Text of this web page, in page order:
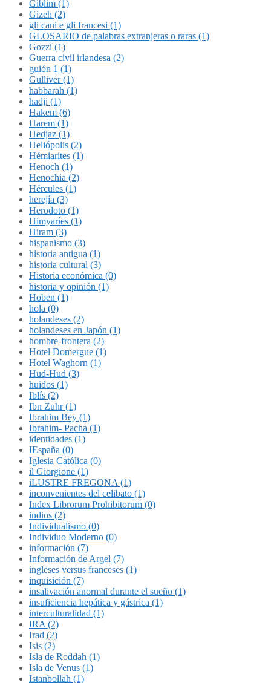
Giblim (1)
Gizeh (2)
gli cani e gli francesi (1)
GLOSARIO de palabras extranjeras o raras (1)
Gozzi (1)
Guerra civil irlandesa (2)
guión 1 (1)
Gulliver (1)
habbarah (1)
hadji (1)
Hakem (6)
Harem (1)
Hedjaz (1)
Heliópolis (2)
Hémiarites (1)
Henoch (1)
Henochia (2)
Hércules (1)
herejía (3)
Herodoto (1)
Himyaríes (1)
Hiram (3)
hispanismo (3)
historia antigua (1)
historia cultural (3)
Historia económica (0)
historia y opinión (1)
Hoben (1)
hola (0)
holandeses (2)
holandeses en Japón (1)
hombre-frontera (2)
Hotel Domergue (1)
Hotel Waghorn (1)
Hud-Hud (3)
huidos (1)
Iblís (2)
Ibn Zuhr (1)
Ibrahim Bey (1)
Ibrahim- Pacha (1)
identidades (1)
IEspaña (0)
Iglesia Católica (0)
il Giorgione (1)
iLUSTRE FREGONA (1)
inconvenientes del celibato (1)
Index Librorum Prohibitorum (0)
indios (2)
Individualismo (0)
Individuo Moderno (0)
información (7)
Información de Argel (7)
ingleses versus franceses (1)
inquisición (7)
insalivación anormal durante el sueño (1)
insuficiencia hepática y gástrica (1)
interculturalidad (1)
IRA (2)
Irad (2)
Isis (2)
Isla de Roddah (1)
Isla de Venus (1)
Istanbollah (1)